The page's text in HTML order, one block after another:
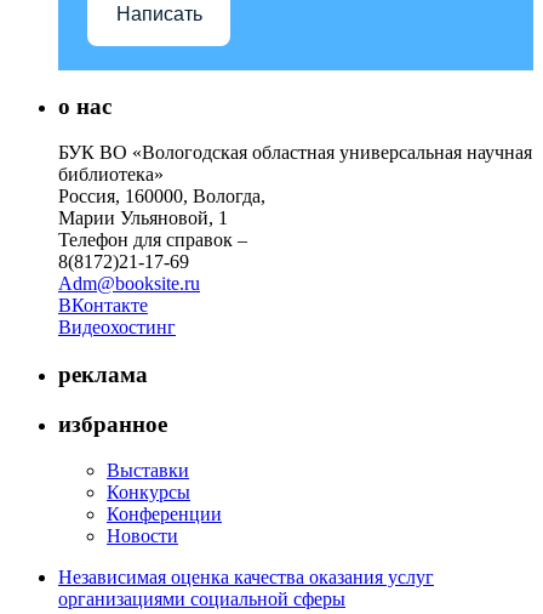
Написать
о нас
БУК ВО «Вологодская областная универсальная научная
библиотека»
Россия, 160000, Вологда,
Марии Ульяновой, 1
Телефон для справок –
8(8172)21-17-69
Adm@booksite.ru
ВКонтакте
Видеохостинг
реклама
избранное
Выставки
Конкурсы
Конференции
Новости
Независимая оценка качества оказания услуг
организациями социальной сферы